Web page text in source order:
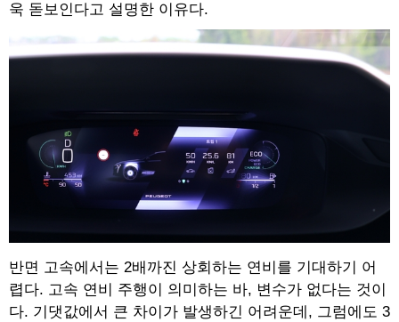
욱 돋보인다고 설명한 이유다.
반면 고속에서는 2배까진 상회하는 연비를 기대하기 어
렵다. 고속 연비 주행이 의미하는 바, 변수가 없다는 것이
다. 기댓값에서 큰 차이가 발생하긴 어려운데, 그럼에도 3